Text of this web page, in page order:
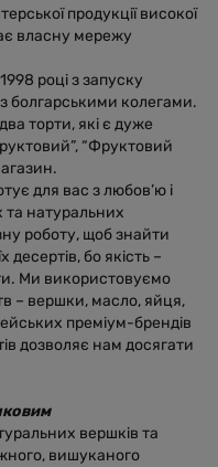
продукції високої
власну мережу
році з запуску
болгарськими колегами.
торти, які є дуже
“Фруктовий
для вас з любов’ю і
та натуральних
роботу, щоб знайти
бо якість –
Ми використовуємо
– вершки, масло, яйця,
преміум-брендів
дозволяє нам досягати
вершків та
вишуканого